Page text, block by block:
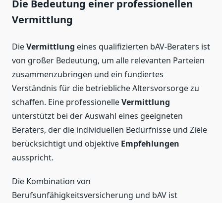
Die Bedeutung einer professionellen
Vermittlung
DieVermittlung eines qualifizierten bAV-Beraters ist
von großer Bedeutung, um alle relevanten Parteien
zusammenzubringen und ein fundiertes
Verständnis für die betriebliche Altersvorsorge zu
schaffen. Eine professionelleVermittlung
unterstützt bei der Auswahl eines geeigneten
Beraters, der die individuellen Bedürfnisse und Ziele
berücksichtigt und objektive Empfehlungen
ausspricht.
Die Kombination von
Berufsunfähigkeitsversicherung und bAV ist